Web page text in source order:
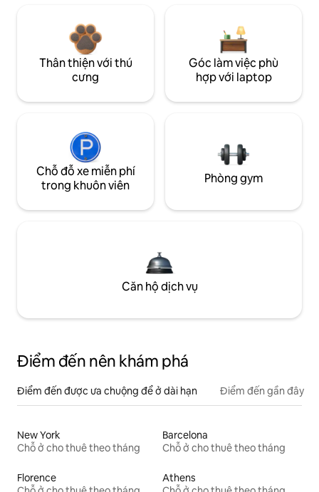
Thân thiện với thú
cưng
Góc làm việc phù
hợp với laptop
Chỗ đỗ xe miễn phí
trong khuôn viên
Phòng gym
Căn hộ dịch vụ
Điểm đến nên khám phá
Điểm đến được ưa chuộng để ở dài hạn Điểm đến gần đây
New York
Chỗ ở cho thuê theo tháng
Barcelona
Chỗ ở cho thuê theo tháng
Florence
Athens